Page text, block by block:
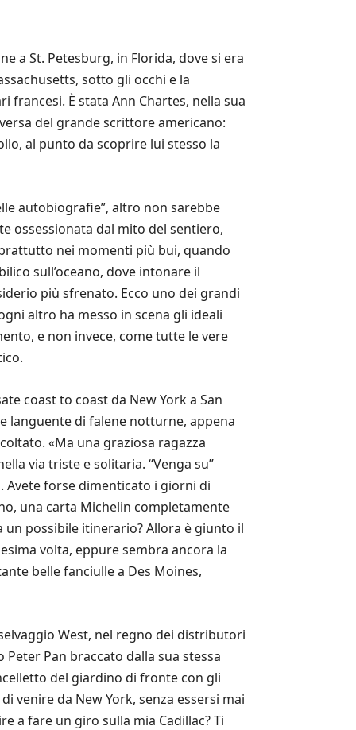
a St. Petesburg, in Florida, dove si era
sotto gli occhi e la
È stata Ann Chartes, nella sua
del grande scrittore americano:
al punto da scoprire lui stesso la
autobiografie”, altro non sarebbe
ossessionata dal mito del sentiero,
nei momenti più bui, quando
sull’oceano, dove intonare il
più sfrenato. Ecco uno dei grandi
altro ha messo in scena gli ideali
e non invece, come tutte le vere
coast to coast da New York a San
languente di falene notturne, appena
«Ma una graziosa ragazza
via triste e solitaria. “Venga su”
Avete forse dimenticato i giorni di
una carta Michelin completamente
possibile itinerario? Allora è giunto il
volta, eppure sembra ancora la
belle fanciulle a Des Moines,
West, nel regno dei distributori
Pan braccato dalla sua stessa
del giardino di fronte con gli
venire da New York, senza essersi mai
a fare un giro sulla mia Cadillac? Ti